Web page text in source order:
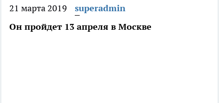
21 марта 2019
superadmin
Он пройдет 13 апреля в Москве